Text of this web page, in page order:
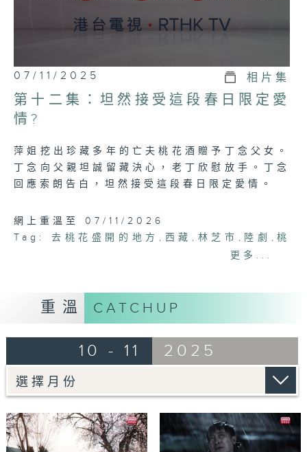
07/11/2025 相片集
第十二集：坦然接受這段春日限定愛
情?
萍姐挖出珍藏多年的亡夫桃花酒贈予丁念父女。
丁念向父親坦誠留藏決心，老丁欣慰放手。丁念
回應索朗告白，坦然接受這段春日限定愛情。
網上重溫至 07/11/2026
Tag:
去桃花盛開的地方 , 西藏 , 林芝市 , 陸劇 , 桃
更多...
重溫 CATCHUP
10 - 11 2025